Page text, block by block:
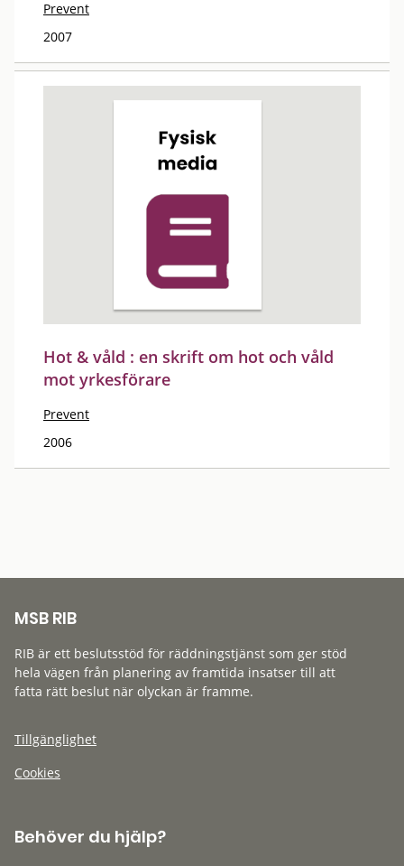
Prevent
2007
Hot & våld : en skrift om hot och våld
mot yrkesförare
Prevent
2006
MSB RIB
RIB är ett beslutsstöd för räddningstjänst som ger stöd
hela vägen från planering av framtida insatser till att
fatta rätt beslut när olyckan är framme.
Tillgänglighet
Cookies
Behöver du hjälp?